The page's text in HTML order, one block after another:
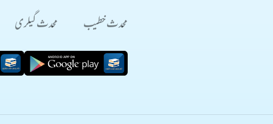
محدث خطیب محدث گیلری